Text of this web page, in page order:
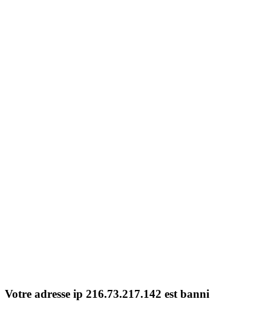
Votre adresse ip 216.73.217.142 est banni